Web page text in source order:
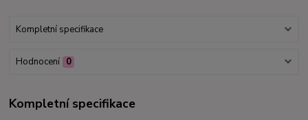
Kompletní specifikace
Hodnocení 0
Kompletní specifikace